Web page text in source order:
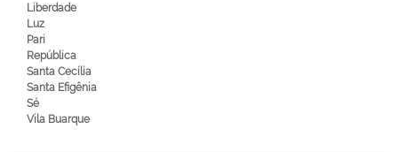
Liberdade
Luz
Pari
República
Santa Cecília
Santa Efigênia
Sé
Vila Buarque